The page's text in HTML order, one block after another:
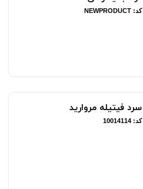
کد: NEWPRODUCT
سرد فیتیله مروارید
کد: 10014114